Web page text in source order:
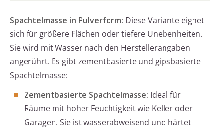
Spachtelmasse in Pulverform: Diese Variante eignet
sich für größere Flächen oder tiefere Unebenheiten.
Sie wird mit Wasser nach den Herstellerangaben
angerührt. Es gibt zementbasierte und gipsbasierte
Spachtelmasse:
Zementbasierte Spachtelmasse: Ideal für
Räume mit hoher Feuchtigkeit wie Keller oder
Garagen. Sie ist wasserabweisend und härtet